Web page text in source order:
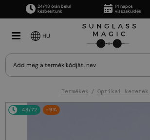
24/48 órán belül
kézbesítünk
14 napos
visszaküldés
HU
Termékek Optikai keretek
48/72 -9%